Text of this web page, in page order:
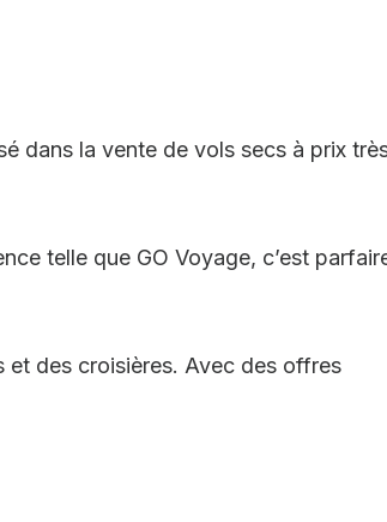
dans la vente de vols secs à prix
telle que GO Voyage, c’est
et des croisières. Avec des offres